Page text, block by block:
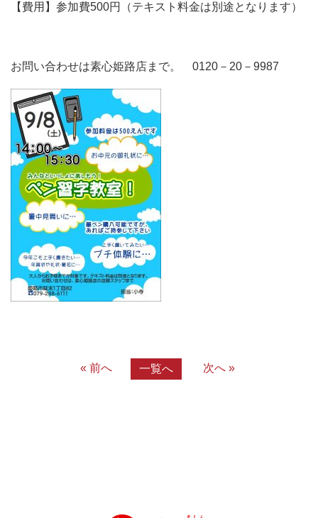
【費用】参加費500円（テキスト料金は別途となります）
お問い合わせは素心姫路店まで。 0120－20－9987
« 前へ 一覧へ 次へ »